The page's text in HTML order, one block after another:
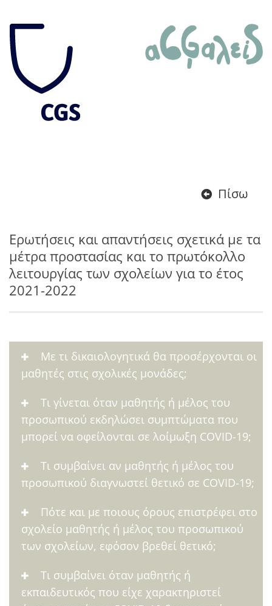
Πίσω
Eρωτήσεις και απαντήσεις σχετικά με τα
μέτρα προστασίας και το πρωτόκολλο
λειτουργίας των σχολείων για το έτος
2021-2022
Με τι δικαιολογητικά θα προσέρχονται οι
μαθητές στις σχολικές μονάδες;
Τι γίνεται όταν μαθητής ή μέλος του
προσωπικού εκδηλώσει συμπτώματα που
μπορεί να οφείλονται σε λοίμωξη COVID-19;
Τι συμβαίνει αν μαθητής ή μέλος του
προσωπικού διαγνωστεί θετικό σε COVID-19;
Πότε και με ποιους όρους επιστρέφει στο
σχολείο μαθητής ή μέλος του προσωπικού
των σχολείων, εφόσον βρεθεί θετικό;
Τι συμβαίνει όταν μαθητής ή
εκπαιδευτικός που είχε χαρακτηριστεί